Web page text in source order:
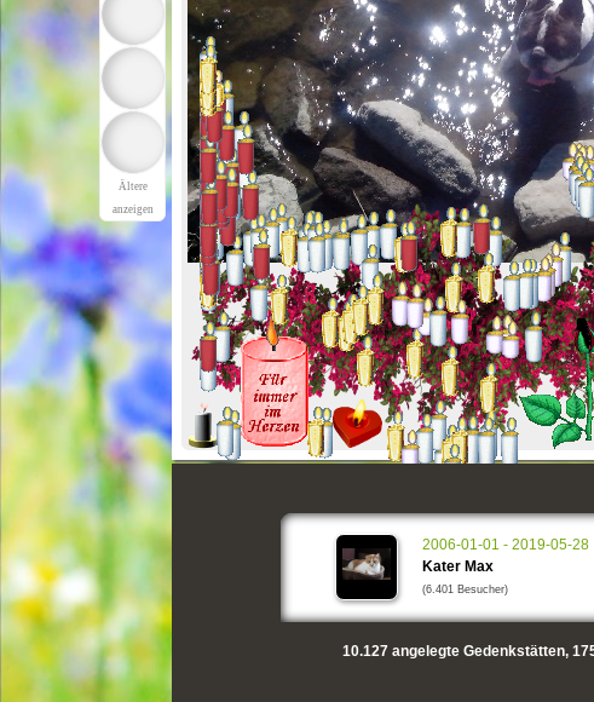
Ältere
anzeigen
2006-01-01 - 2019-05-28
Kater Max
(6.401 Besucher)
10.127angelegte Gedenkstätten,